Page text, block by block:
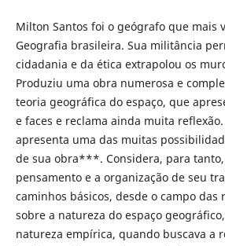
Milton Santos foi o geógrafo que mais
Geografia brasileira. Sua militância
cidadania e da ética extrapolou os
Produziu uma obra numerosa e
teoria geográfica do espaço, que
e faces e reclama ainda muita
apresenta uma das muitas
de sua obra***. Considera, para
pensamento e a organização de seu
caminhos básicos, desde o campo das
sobre a natureza do espaço
natureza empírica, quando buscava a